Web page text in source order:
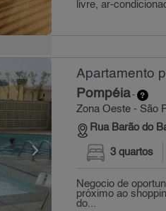
livre, ar-
Apartamento
Pompéia-
Zona Oeste - São
Rua Barão do
3 quartos
Negocio de
próximo ao
do...